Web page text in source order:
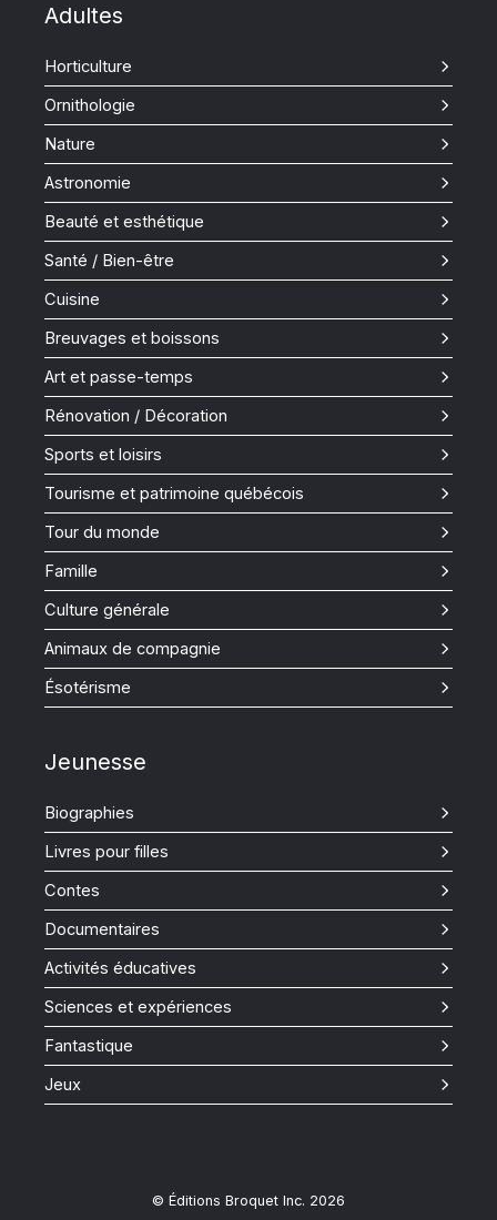
Adultes
Horticulture
Ornithologie
Nature
Astronomie
Beauté et esthétique
Santé / Bien-être
Cuisine
Breuvages et boissons
Art et passe-temps
Rénovation / Décoration
Sports et loisirs
Tourisme et patrimoine québécois
Tour du monde
Famille
Culture générale
Animaux de compagnie
Ésotérisme
Jeunesse
Biographies
Livres pour filles
Contes
Documentaires
Activités éducatives
Sciences et expériences
Fantastique
Jeux
© Éditions Broquet Inc. 2026